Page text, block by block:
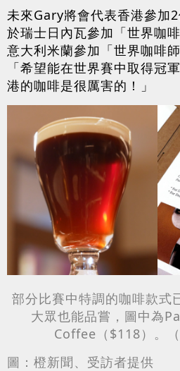
未來Gary將會代表香港參加
於瑞士日內瓦參加「世界咖
意大利米蘭參加「世界咖啡
「希望能在世界賽中取得冠
港的咖啡是很厲害的！」
部分比賽中特調的咖啡款式
大眾也能品嘗，圖中為
Coffee（$118）。（
圖：橙新聞、受訪者提供